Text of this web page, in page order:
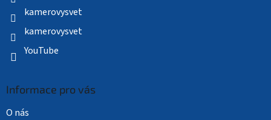
kamerovysvet
kamerovysvet
YouTube
Informace pro vás
O nás